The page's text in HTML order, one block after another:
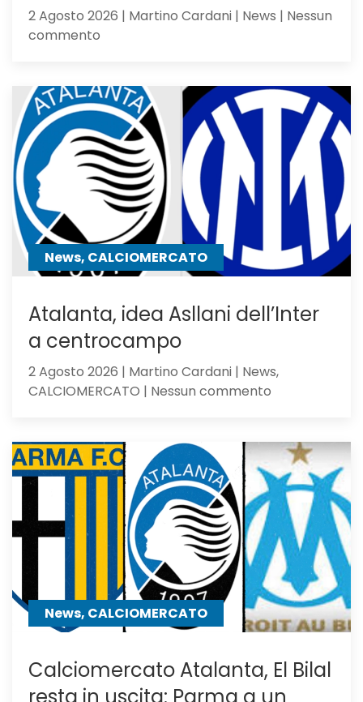
2 Agosto 2026 | Martino Cardani | News | Nessun
commento
2-
1:
la
Dea
non
sfigura,
ma
perde
contro
gli
News, CALCIOMERCATO
Atalanta, idea Asllani dell’Inter
a centrocampo
2 Agosto 2026 | Martino Cardani | News,
CALCIOMERCATO | Nessun commento
Asllani
dell’Inter
a
centrocampo
News, CALCIOMERCATO
Calciomercato Atalanta, El Bilal